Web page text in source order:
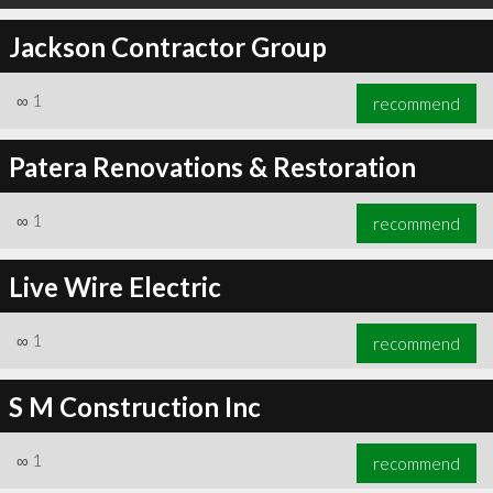
Jackson Contractor Group
∞ 1 recommend
Patera Renovations & Restoration
∞ 1 recommend
Live Wire Electric
∞ 1 recommend
S M Construction Inc
∞ 1 recommend